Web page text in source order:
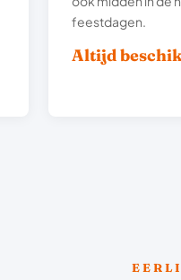
feestdagen.
Altijd